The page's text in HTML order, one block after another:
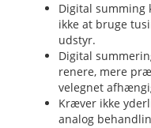
Digital summing
ikke at bruge
udstyr.
Digital
renere, mere
velegnet
Kræver ikke
analog